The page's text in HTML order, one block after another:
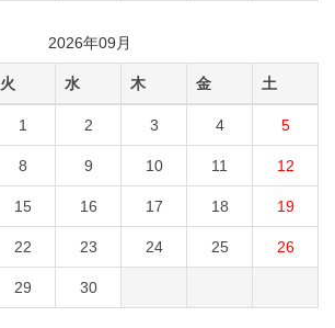
2026年09月
火 水 木 金 土
1 2 3 4 5
8 9 10 11 12
15 16 17 18 19
22 23 24 25 26
29 30